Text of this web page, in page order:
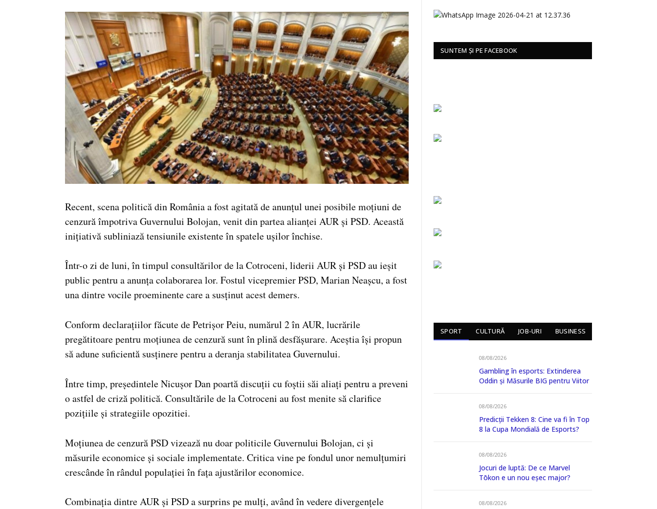
Recent, scena politică din România a fost agitată de anunțul unei posibile moțiuni de
cenzură împotriva Guvernului Bolojan, venit din partea alianței AUR și PSD. Această
inițiativă subliniază tensiunile existente în spatele ușilor închise.
Într-o zi de luni, în timpul consultărilor de la Cotroceni, liderii AUR și PSD au ieșit
public pentru a anunța colaborarea lor. Fostul vicepremier PSD, Marian Neașcu, a fost
una dintre vocile proeminente care a susținut acest demers.
Conform declarațiilor făcute de Petrișor Peiu, numărul 2 în AUR, lucrările
pregătitoare pentru moțiunea de cenzură sunt în plină desfășurare. Aceștia își propun
să adune suficientă susținere pentru a deranja stabilitatea Guvernului.
Între timp, președintele Nicușor Dan poartă discuții cu foștii săi aliați pentru a preveni
o astfel de criză politică. Consultările de la Cotroceni au fost menite să clarifice
pozițiile și strategiile opozitiei.
Moțiunea de cenzură PSD vizează nu doar politicile Guvernului Bolojan, ci și
măsurile economice și sociale implementate. Critica vine pe fondul unor nemulțumiri
crescânde în rândul populației în fața ajustărilor economice.
Combinația dintre AUR și PSD a surprins pe mulți, având în vedere divergențele
SUNTEM ȘI PE FACEBOOK
SPORT CULTURĂ JOB-URI BUSINESS
08/08/2026
Gambling în esports: Extinderea
Oddin și Măsurile BIG pentru Viitor
08/08/2026
Predicții Tekken 8: Cine va fi în Top
8 la Cupa Mondială de Esports?
08/08/2026
Jocuri de luptă: De ce Marvel
Tōkon e un nou eșec major?
08/08/2026